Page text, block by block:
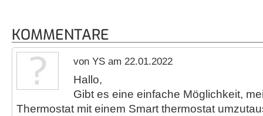
KOMMENTARE
von YS am 22.01.2022
Hallo,
Gibt es eine einfache Möglichkeit,
Thermostat mit einem Smart thermostat